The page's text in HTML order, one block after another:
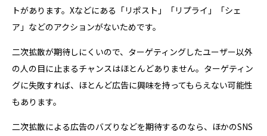
トがあります。Xなどにある「リポスト」「リプライ」「シェ
ア」などのアクションがないためです。
二次拡散が期待しにくいので、ターゲティングしたユーザー以外
の人の目に止まるチャンスはほとんどありません。ターゲティン
グに失敗すれば、ほとんど広告に興味を持ってもらえない可能性
もあります。
二次拡散による広告のバズりなどを期待するのなら、ほかのSNS